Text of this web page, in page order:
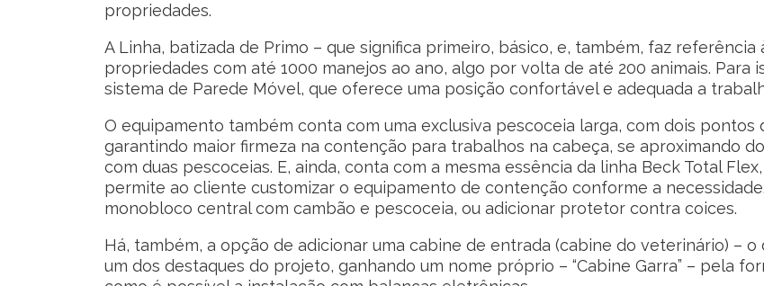
propriedades.
A Linha, batizada de Primo – que significa primeiro, básico, e, também, faz
propriedades com até 1000 manejos ao ano, algo por volta de até 200 animais. Para
sistema de Parede Móvel, que oferece uma posição confortável e adequada a
O equipamento também conta com uma exclusiva pescoceia larga, com dois
garantindo maior firmeza na contenção para trabalhos na cabeça, se aproximando
com duas pescoceias. E, ainda, conta com a mesma essência da linha Beck Total
permite ao cliente customizar o equipamento de contenção conforme a
monobloco central com cambão e pescoceia, ou adicionar protetor contra coices.
Há, também, a opção de adicionar uma cabine de entrada (cabine do veterinário) –
um dos destaques do projeto, ganhando um nome próprio – “Cabine Garra” – pela